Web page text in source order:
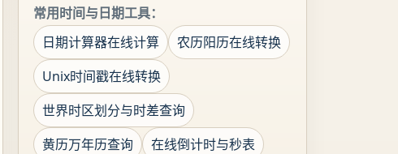
常用时间与日期工具：
日期计算器在线计算
农历阳历在线转换
Unix时间戳在线转换
世界时区划分与时差查询
黄历万年历查询
在线倒计时与秒表